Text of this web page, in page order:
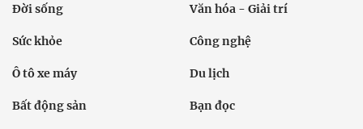
Đời sống Văn hóa - Giải trí
Sức khỏe Công nghệ
Ô tô xe máy Du lịch
Bất động sản Bạn đọc